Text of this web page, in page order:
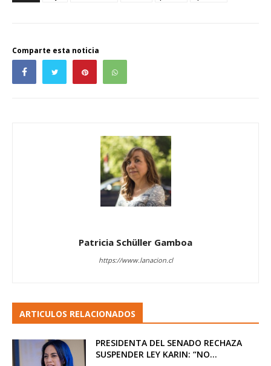
Comparte esta noticia
Patricia Schüller Gamboa
https://www.lanacion.cl
ARTICULOS RELACIONADOS
PRESIDENTA DEL SENADO RECHAZA
SUSPENDER LEY KARIN: “NO...